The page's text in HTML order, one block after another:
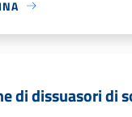
di dissuasori di